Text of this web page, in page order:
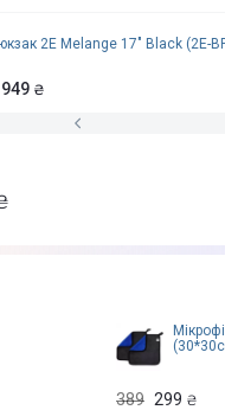
2E Melange 17" Black (2E-
₴
389 299 ₴